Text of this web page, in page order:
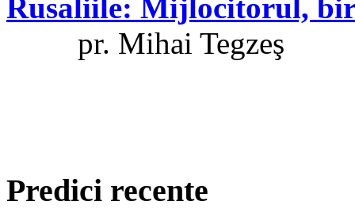
Rusaliile: Mijlocitorul,
pr. Mihai Tegzeş
Predici recente